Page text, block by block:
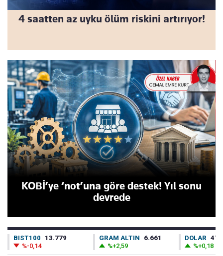
4 saatten az uyku ölüm riskini artırıyor!
KOBİ’ye ‘not’una göre destek! Yıl sonu
devrede
BIST100
13.779
%-0,14
GRAM ALTIN
6.661
%+2,59
DOLAR
%+0,18